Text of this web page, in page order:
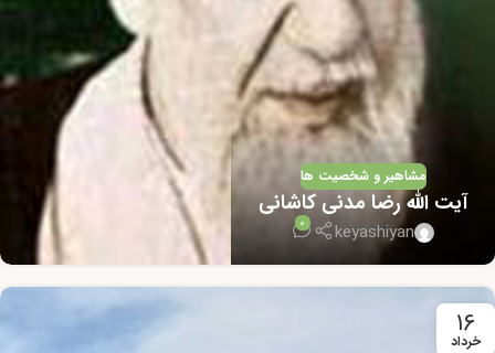
مشاهیر و شخصیت ها
آیت الله رضا مدنی کاشانی
keyashiyan
0
۱۶
خرداد